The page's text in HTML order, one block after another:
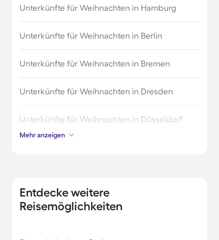
Unterkünfte für Weihnachten in Hamburg
Unterkünfte für Weihnachten in Berlin
Unterkünfte für Weihnachten in Bremen
Unterkünfte für Weihnachten in Dresden
Unterkünfte für Weihnachten in Düsseldorf
Unterkünfte für Weihnachten in Köln
Mehr anzeigen
Entdecke weitere
Reisemöglichkeiten